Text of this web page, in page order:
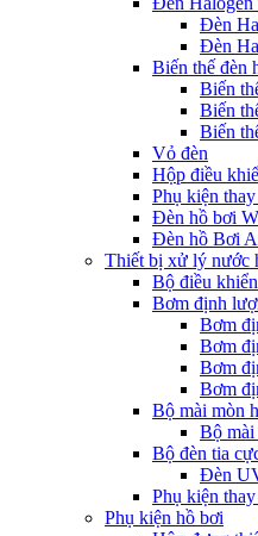
Đèn
Đèn
Biến thế đèn
Biến
Biến
Biến
Vỏ đèn
Hộp điều
Phụ kiện
Đèn hồ bơi
Đèn hồ Bơi
Thiết bị xử lý nước
Bộ điều
Bơm định
Bơm
Bơm
Bơm
Bơm
Bộ mài mòn
Bộ mài
Bộ đèn tia
Đèn
Phụ kiện
Phụ kiện hồ bơi